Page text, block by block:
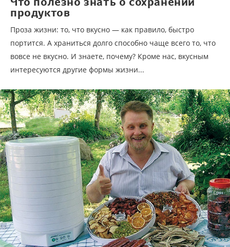
продуктов
Проза жизни: то, что вкусно — как правило, быстро
портится. А храниться долго способно чаще всего то, что
вовсе не вкусно. И знаете, почему? Кроме нас, вкусным
интересуются другие формы жизни...